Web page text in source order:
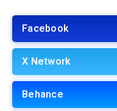
Facebook
X Network
Behance